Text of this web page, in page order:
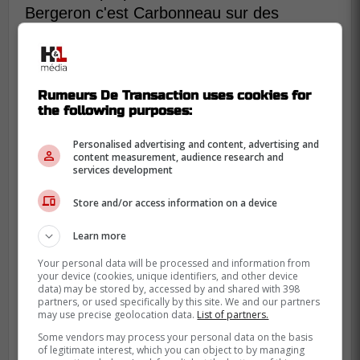
Bergeron c'est Carbonneau sur des
L'ancien commentateur de TSN, retraité
Rumeurs De Transaction uses cookies for
the following purposes:
Personalised advertising and content, advertising and
content measurement, audience research and
services development
Store and/or access information on a device
Learn more
Your personal data will be processed and information from
your device (cookies, unique identifiers, and other device
data) may be stored by, accessed by and shared with 398
partners, or used specifically by this site. We and our partners
may use precise geolocation data. List of partners.
Some vendors may process your personal data on the basis
of legitimate interest, which you can object to by managing